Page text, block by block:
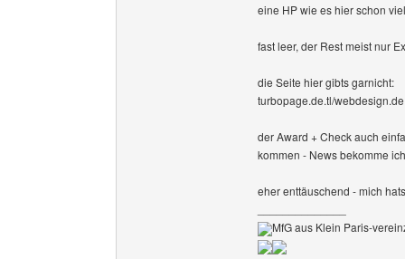
eine HP wie es hier schon
fast leer, der Rest meist nur
die Seite hier gibts garnicht:
turbopage.de.tl/
der Award + Check auch
kommen - News bekomme
eher enttäuschend - mich
MfG aus Klein Paris-